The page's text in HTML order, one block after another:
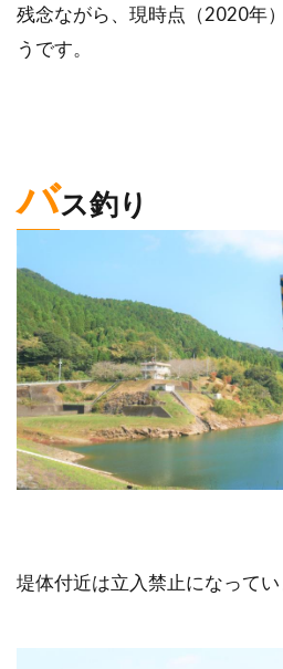
残念ながら、現時点（2020年
うです。
バス釣り
堤体付近は立入禁止になってい